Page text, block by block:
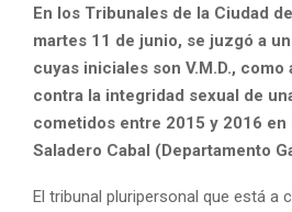
En los Tribunales de la Ciudad
martes 11 de junio, se juzgó a
cuyas iniciales son V.M.D.,
contra la integridad sexual de
cometidos entre 2015 y 2016 en
Saladero Cabal (Departamento
El tribunal pluripersonal que está a